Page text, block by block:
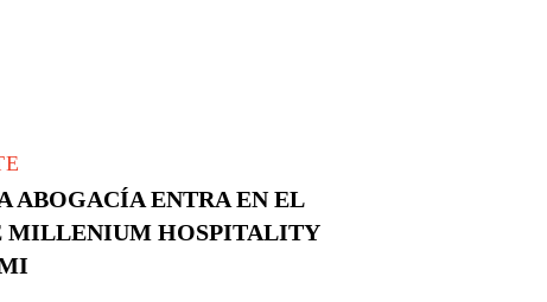
ABOGACÍA ENTRA EN EL
MILLENIUM HOSPITALITY